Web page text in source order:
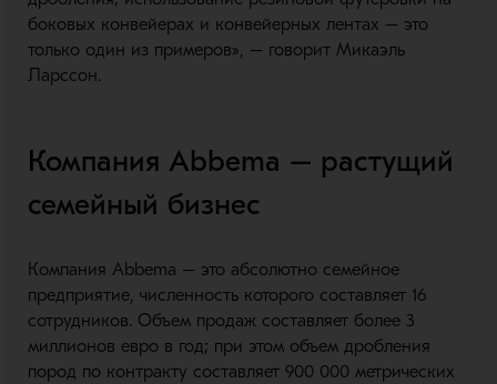
боковых конвейерах и конвейерных лентах – это
только один из примеров», – говорит Микаэль
Ларссон.
Компания Abbema – растущий
семейный бизнес
Компания Abbema – это абсолютно семейное
предприятие, численность которого составляет 16
сотрудников. Объем продаж составляет более 3
миллионов евро в год; при этом объем дробления
пород по контракту составляет 900 000 метрических